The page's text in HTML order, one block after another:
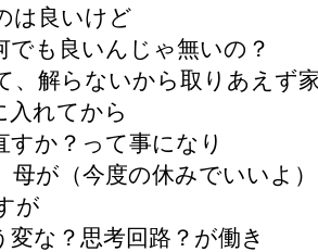
は良いけど
でも良いんじゃ無いの？
、解らないから取りあえず
入れてから
すか？って事になり
母が（今度の休みでいいよ
が
変な？思考回路？が働き